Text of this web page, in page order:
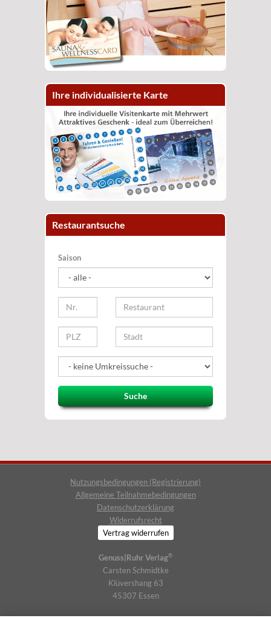
Ihre individualisierte Karte
Restaurantsuche
Saison
Suche
Nutzungsbedingungen (Registrierung)
Allgemeine Teilnahmebedingungen
Datenschutzerklärung
Widerrufsrecht
Vertrag widerrufen
Genuss|Ruhr Verlag®
Carsten Schmidtke
Klüvershang 63
45307 Essen